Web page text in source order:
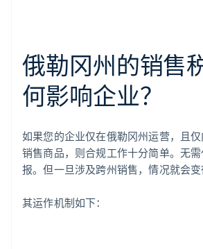
俄勒冈州的销售
何影响企业？
如果您的企业仅在俄勒冈州运营，且
销售商品，则合规工作十分简单。无
报。但一旦涉及跨州销售，情况就会变
其运作机制如下：